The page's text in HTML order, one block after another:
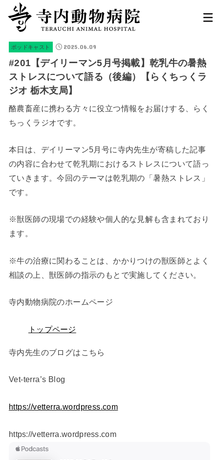
ポッドキャスト 2025.06.09
#201【デイリーマン5月号掲載】乾乳牛の暑熱
ストレスについて語る（後編）【らくちっくラ
ジオ 栃木支局】
酪農畜産に携わる方々に役立つ情報をお届けする、らく
ちっくラジオです。
本日は、デイリーマン5月号に寺内先生が寄稿した記事
の内容に合わせて乾乳期におけるストレスについて語っ
ていきます。今回のテーマは乾乳期の「暑熱ストレス」
です。
※獣医師の現場での経験や個人的な見解も含まれており
ます。
※牛の治療に関わることは、かかりつけの獣医師とよく
相談の上、獣医師の指示のもとで実施してください。
寺内動物病院のホームページ
トップページ
寺内先生のブログはこちら
Vet-terra’s Blog ⁠
https://vetterra.wordpress.com
https://vetterra.wordpress.com